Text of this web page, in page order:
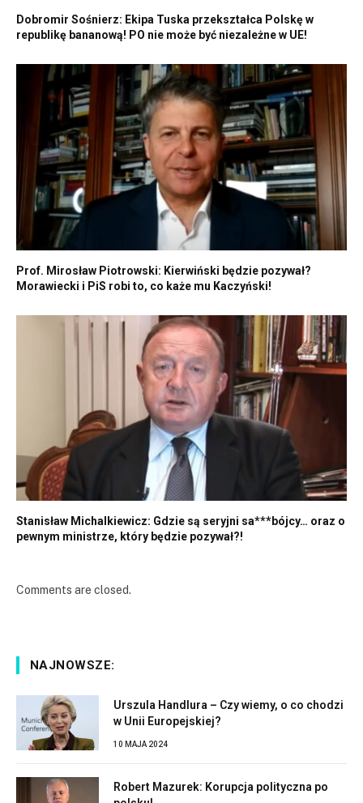
Dobromir Sośnierz: Ekipa Tuska przekształca Polskę w
republikę bananową! PO nie może być niezależne w UE!
Prof. Mirosław Piotrowski: Kierwiński będzie pozywał?
Morawiecki i PiS robi to, co każe mu Kaczyński!
Stanisław Michalkiewicz: Gdzie są seryjni sa***bójcy… oraz o
pewnym ministrze, który będzie pozywał?!
Comments are closed.
NAJNOWSZE:
Urszula Handlura – Czy wiemy, o co chodzi
w Unii Europejskiej?
10 MAJA 2024
Robert Mazurek: Korupcja polityczna po